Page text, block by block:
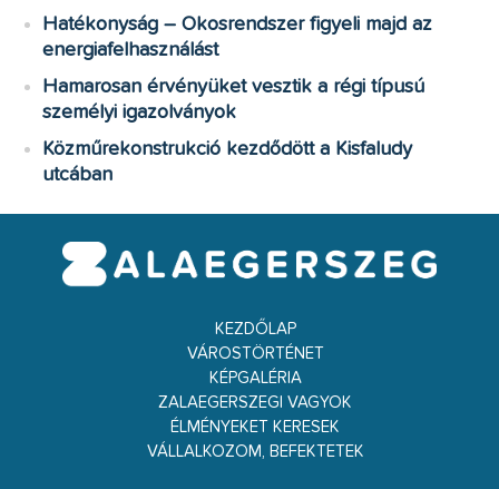
Hatékonyság – Okosrendszer figyeli majd az
energiafelhasználást
Hamarosan érvényüket vesztik a régi típusú
személyi igazolványok
Közműrekonstrukció kezdődött a Kisfaludy
utcában
KEZDŐLAP
VÁROSTÖRTÉNET
KÉPGALÉRIA
ZALAEGERSZEGI VAGYOK
ÉLMÉNYEKET KERESEK
VÁLLALKOZOM, BEFEKTETEK